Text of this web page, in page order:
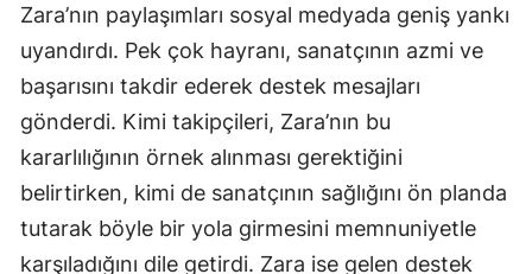
Tokat
Trabzon
Şanlıurfa
Uşak
Zara’nın paylaşımları sosyal medyada geniş yankı
uyandırdı. Pek çok hayranı, sanatçının azmi ve
başarısını takdir ederek destek mesajları
gönderdi. Kimi takipçileri, Zara’nın bu
kararlılığının örnek alınması gerektiğini
belirtirken, kimi de sanatçının sağlığını ön planda
tutarak böyle bir yola girmesini memnuniyetle
karşıladığını dile getirdi. Zara ise gelen destek